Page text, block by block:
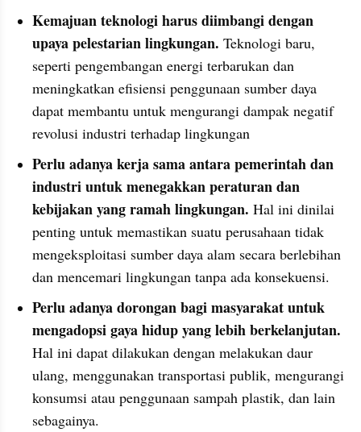
Kemajuan teknologi harus diimbangi dengan
upaya pelestarian lingkungan. Teknologi baru,
seperti pengembangan energi terbarukan dan
meningkatkan efisiensi penggunaan sumber daya
dapat membantu untuk mengurangi dampak negatif
revolusi industri terhadap lingkungan
Perlu adanya kerja sama antara pemerintah dan
industri untuk menegakkan peraturan dan
kebijakan yang ramah lingkungan. Hal ini dinilai
penting untuk memastikan suatu perusahaan tidak
mengeksploitasi sumber daya alam secara berlebihan
dan mencemari lingkungan tanpa ada konsekuensi.
Perlu adanya dorongan bagi masyarakat untuk
mengadopsi gaya hidup yang lebih berkelanjutan.
Hal ini dapat dilakukan dengan melakukan daur
ulang, menggunakan transportasi publik, mengurangi
konsumsi atau penggunaan sampah plastik, dan lain
sebagainya.